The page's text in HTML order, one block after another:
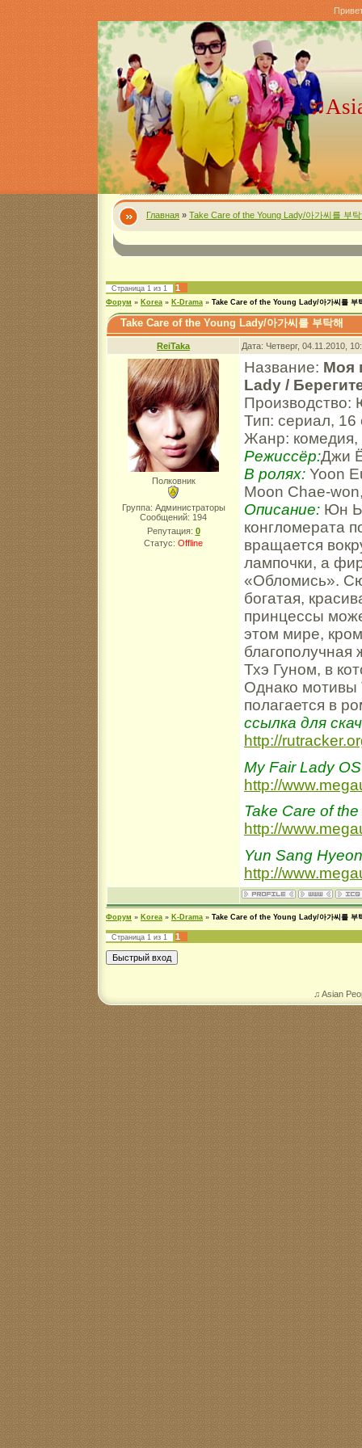
Главная » Take Care of the Young Lady/아가씨를 부
Страница 1 из 1 1
Форум » Korea » K-Drama » Take Care of the Young Lady/아가씨를 부
Take Care of the Young Lady/아가씨를 부탁해
ReiTaka Дата: Четверг, 04.11.2010,
Полковник
Группа: Администраторы
Сообщений: 194
Репутация: 0
Статус: Offline
Название: Моя
Lady /
Производство:
Тип: сериал, 16
Жанр: комедия,
Режиссёр:Джи
В ролях: Yoon
Moon Chae-
Описание: Юн
конгломерата
вращается
лампочки, а
«Обломись».
богатая,
принцессы
этом мире,
благополучная
Тхэ Гуном, в
Однако мотивы
полагается в
ссылка для
http://
My Fair Lady
http://
Take Care of
http://
Yun Sang
http://
Форум » Korea » K-Drama » Take Care of the Young Lady/아가씨를 부
Страница 1 из 1 1
♫ Asian